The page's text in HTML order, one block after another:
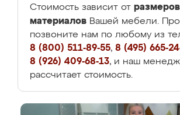
Стоимость зависит от
материалов Вашей мебели.
позвоните нам по любому из
8 (800) 511-89-55, 8 (495) 665-
8 (926) 409-68-13, и наш
рассчитает стоимость.